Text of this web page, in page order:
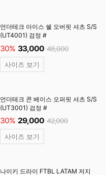
언더테크 아이스 쉘 오버핏 셔츠 S/S
(UT4001) 검정 #
30% 33,000 48,000
사이즈 보기
언더테크 콘 베이스 오퍼핏 셔츠 S/S
(UT3001) 검정 #
30% 29,000 42,000
사이즈 보기
나이키 드라이 FTBL LATAM 저지